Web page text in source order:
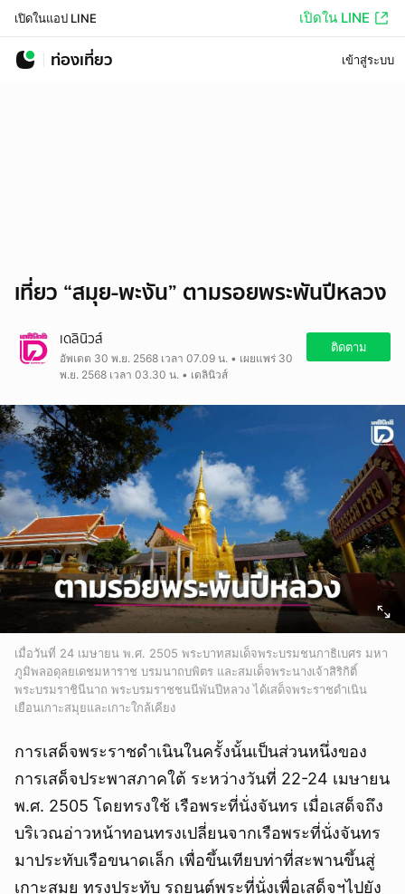
เปิดในแอป LINE เปิดใน LINE
ท่องเที่ยว เข้าสู่ระบบ
เที่ยว “สมุย-พะงัน” ตามรอยพระพันปีหลวง
เดลินิวส์
อัพเดต 30 พ.ย. 2568 เวลา 07.09 น. • เผยแพร่ 30
พ.ย. 2568 เวลา 03.30 น. • เดลินิวส์
ติดตาม
เมื่อวันที่ 24 เมษายน พ.ศ. 2505 พระบาทสมเด็จพระบรมชนกาธิเบศร มหา
ภูมิพลอดุลยเดชมหาราช บรมนาถบพิตร และสมเด็จพระนางเจ้าสิริกิติ์
พระบรมราชินีนาถ พระบรมราชชนนีพันปีหลวง ได้เสด็จพระราชดำเนิน
เยือนเกาะสมุยและเกาะใกล้เคียง
การเสด็จพระราชดำเนินในครั้งนั้นเป็นส่วนหนึ่งของ
การเสด็จประพาสภาคใต้ ระหว่างวันที่ 22-24 เมษายน
พ.ศ. 2505 โดยทรงใช้ เรือพระที่นั่งจันทร เมื่อเสด็จถึง
บริเวณอ่าวหน้าทอนทรงเปลี่ยนจากเรือพระที่นั่งจันทร
มาประทับเรือขนาดเล็ก เพื่อขึ้นเทียบท่าที่สะพานขึ้นสู่
เกาะสมุย ทรงประทับ รถยนต์พระที่นั่งเพื่อเสด็จฯไปยัง